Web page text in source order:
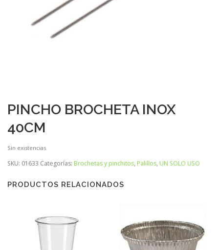
PINCHO BROCHETA INOX
40CM
Sin existencias
SKU: 01633 Categorías: Brochetas y pinchitos, Palillos, UN SOLO USO
PRODUCTOS RELACIONADOS